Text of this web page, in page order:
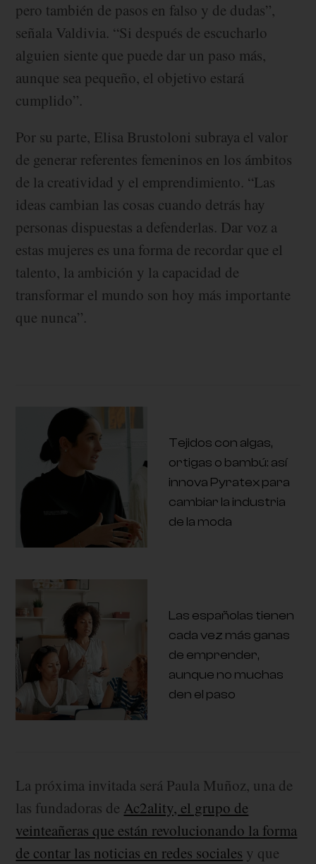
pero también de pasos en falso y de dudas”,
señala Valdivia. “Si después de escucharlo
alguien siente que puede dar un paso más,
aunque sea pequeño, el objetivo estará
cumplido”.
Por su parte, Elisa Brustoloni subraya el valor
de generar referentes femeninos en los ámbitos
de la creatividad y el emprendimiento. “Las
ideas cambian las cosas cuando detrás hay
personas dispuestas a defenderlas. Dar voz a
estas mujeres es una forma de recordar que el
talento, la ambición y la capacidad de
transformar el mundo son hoy más importante
que nunca”.
Tejidos con algas,
ortigas o bambú: así
innova Pyratex para
cambiar la industria
de la moda
Las españolas tienen
cada vez más ganas
de emprender,
aunque no muchas
den el paso
La próxima invitada será Paula Muñoz, una de
las fundadoras de Ac2ality, el grupo de
veinteañeras que están revolucionando la forma
de contar las noticias en redes sociales y que